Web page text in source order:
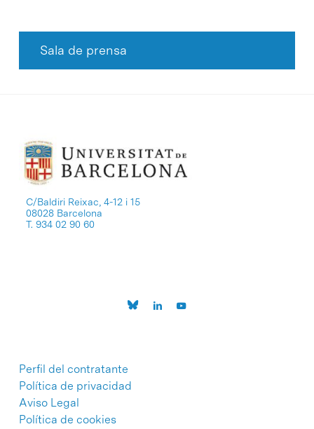
Sala de prensa
C/Baldiri Reixac, 4-12 i 15
08028 Barcelona
T. 934 02 90 60
Perfil del contratante
Política de privacidad
Aviso Legal
Política de cookies